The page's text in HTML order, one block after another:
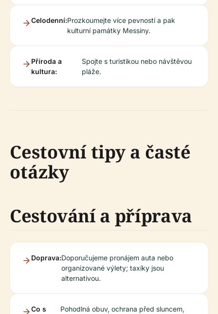
Celodenní:Prozkoumejte více pevností a pak
kulturní památky Messiny.
Příroda a
kultura:
Spojte s turistikou nebo návštěvou
pláže.
Cestovní tipy a časté
otázky
Cestování a příprava
Doprava:Doporučujeme pronájem auta nebo
organizované výlety; taxíky jsou
alternativou.
Co s
Pohodlná obuv, ochrana před sluncem,